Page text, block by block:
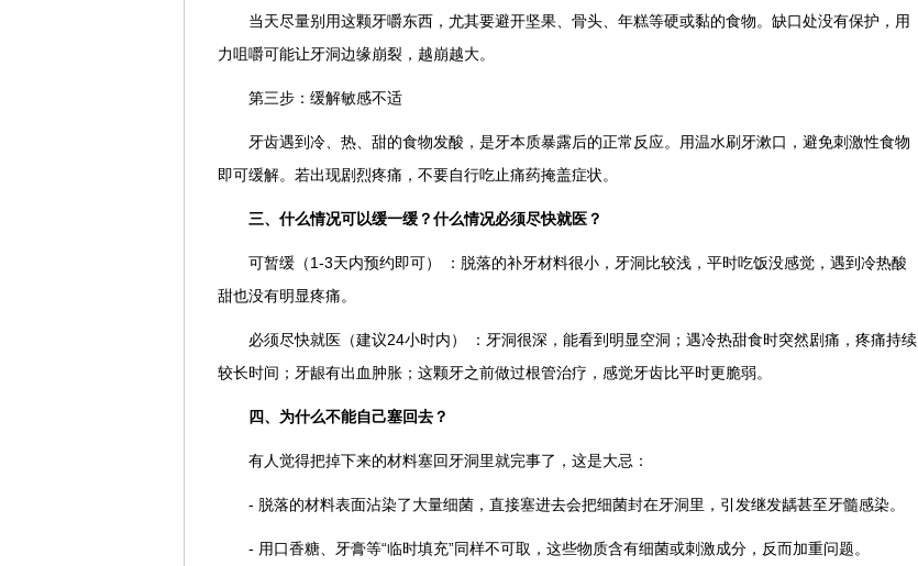
当天尽量别用这颗牙嚼东西，尤其要避开坚果、骨头、年糕等硬或黏的食物。缺口处没有保护，用
力咀嚼可能让牙洞边缘崩裂，越崩越大。
第三步：缓解敏感不适
牙齿遇到冷、热、甜的食物发酸，是牙本质暴露后的正常反应。用温水刷牙漱口，避免刺激性食物
即可缓解。若出现剧烈疼痛，不要自行吃止痛药掩盖症状。
三、什么情况可以缓一缓？什么情况必须尽快就医？
可暂缓（1-3天内预约即可） ：脱落的补牙材料很小，牙洞比较浅，平时吃饭没感觉，遇到冷热酸
甜也没有明显疼痛。
必须尽快就医（建议24小时内） ：牙洞很深，能看到明显空洞；遇冷热甜食时突然剧痛，疼痛持续
较长时间；牙龈有出血肿胀；这颗牙之前做过根管治疗，感觉牙齿比平时更脆弱。
四、为什么不能自己塞回去？
有人觉得把掉下来的材料塞回牙洞里就完事了，这是大忌：
- 脱落的材料表面沾染了大量细菌，直接塞进去会把细菌封在牙洞里，引发继发龋甚至牙髓感染。
- 用口香糖、牙膏等“临时填充”同样不可取，这些物质含有细菌或刺激成分，反而加重问题。